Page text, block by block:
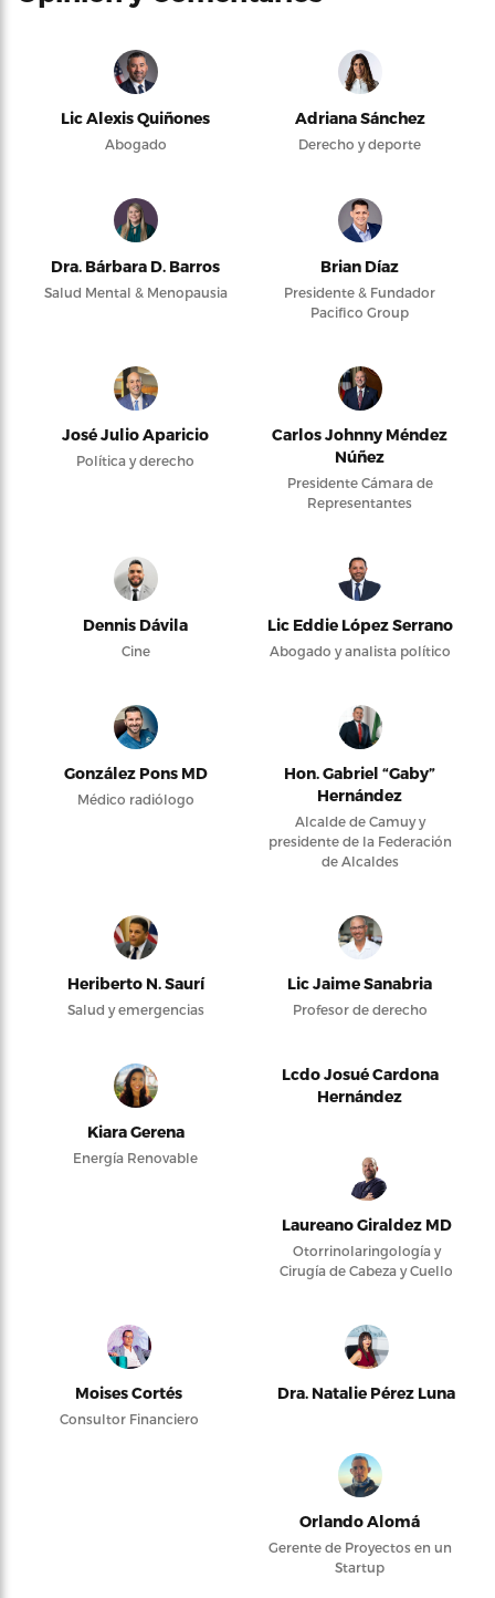
Lic Alexis Quiñones
Abogado
Adriana Sánchez
Derecho y deporte
Dra. Bárbara D. Barros
Salud Mental & Menopausia
Brian Díaz
Presidente & Fundador
Pacifico Group
José Julio Aparicio
Política y derecho
Carlos Johnny Méndez
Núñez
Presidente Cámara de
Representantes
Dennis Dávila
Cine
Lic Eddie López Serrano
Abogado y analista político
González Pons MD
Médico radiólogo
Hon. Gabriel “Gaby”
Hernández
Alcalde de Camuy y
presidente de la Federación
de Alcaldes
Heriberto N. Saurí
Salud y emergencias
Lic Jaime Sanabria
Profesor de derecho
Kiara Gerena
Energía Renovable
Lcdo Josué Cardona
Hernández
Laureano Giraldez MD
Otorrinolaringología y
Cirugía de Cabeza y Cuello
Moises Cortés
Consultor Financiero
Dra. Natalie Pérez Luna
Orlando Alomá
Gerente de Proyectos en un
Startup